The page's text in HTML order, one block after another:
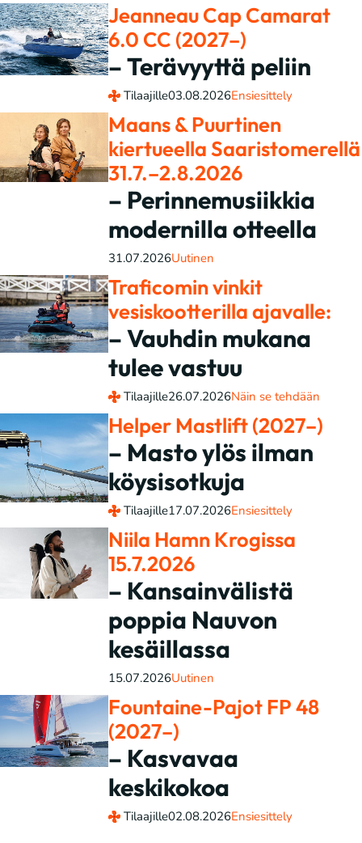
Jeanneau Cap Camarat
6.0 CC (2027–)
– Terävyyttä peliin
Tilaajille03.08.2026Ensiesittely
Maans & Puurtinen
kiertueella Saaristomerellä
31.7.–2.8.2026
– Perinnemusiikkia
modernilla otteella
31.07.2026Uutinen
Traficomin vinkit
vesiskootterilla ajavalle:
– Vauhdin mukana
tulee vastuu
Tilaajille26.07.2026Näin se tehdään
Helper Mastlift (2027–)
– Masto ylös ilman
köysisotkuja
Tilaajille17.07.2026Ensiesittely
Niila Hamn Krogissa
15.7.2026
– Kansainvälistä
poppia Nauvon
kesäillassa
15.07.2026Uutinen
Fountaine-Pajot FP 48
(2027–)
– Kasvavaa
keskikokoa
Tilaajille02.08.2026Ensiesittely